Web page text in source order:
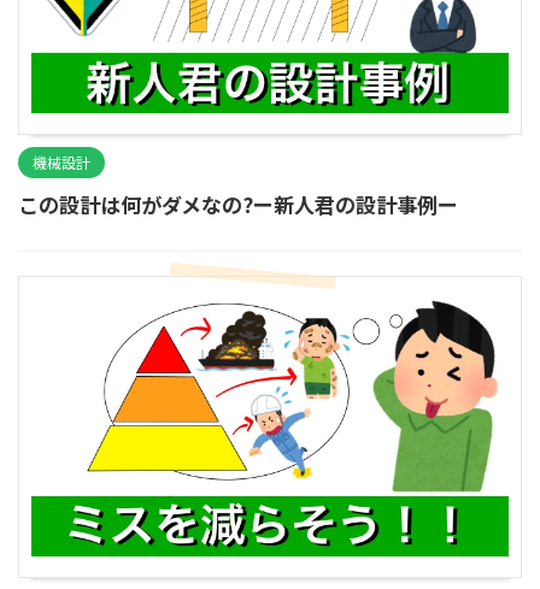
機械設計
この設計は何がダメなの?ー新人君の設計事例ー